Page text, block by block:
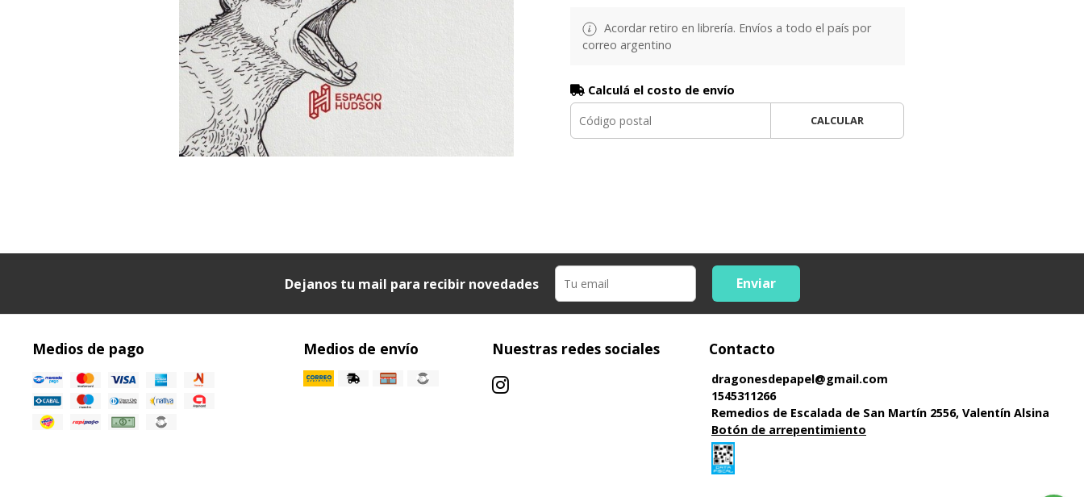
Acordar retiro en librería. Envíos a todo el país por
correo argentino
Calculá el costo de envío
CALCULAR
Dejanos tu mail para recibir novedades Enviar
Medios de pago Medios de envío Nuestras redes sociales Contacto
dragonesdepapel@gmail.com
1545311266
Remedios de Escalada de San Martín 2556, Valentín Alsina
Botón de arrepentimiento